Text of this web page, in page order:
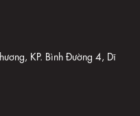
KP. Bình Đường 4, Dĩ